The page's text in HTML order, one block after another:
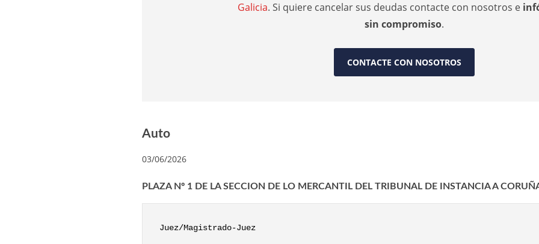
Galicia. Si quiere cancelar sus deudas contacte con nosotros e
sin compromiso.
CONTACTE CON NOSOTROS
Auto
03/06/2026
PLAZA Nº 1 DE LA SECCION DE LO MERCANTIL DEL TRIBUNAL DE INSTANCIA A
Juez/Magistrado-Juez